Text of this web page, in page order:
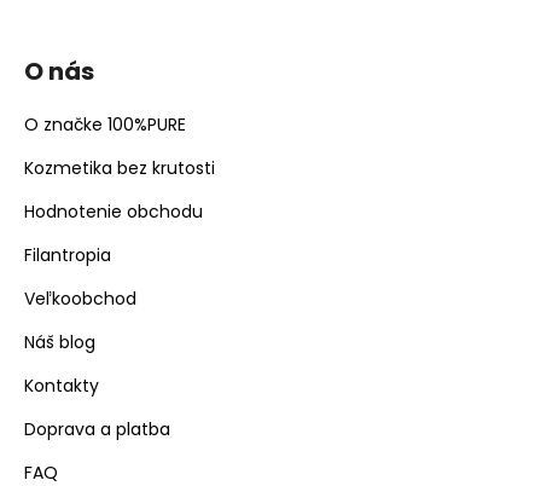
O nás
O značke 100%PURE
Kozmetika bez krutosti
Hodnotenie obchodu
Filantropia
Veľkoobchod
Náš blog
Kontakty
Doprava a platba
FAQ